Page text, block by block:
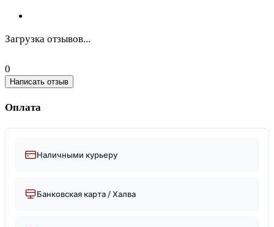
Загрузка отзывов...
0
Написать отзыв
Оплата
Наличными курьеру
Банковская карта / Халва